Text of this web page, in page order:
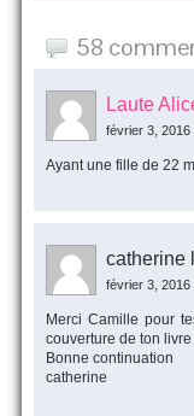
58
Laute
février 3, 2016
Ayant une fille de 22
catherine
février 3, 2016
Merci Camille pour
couverture de ton
Bonne continuation
catherine